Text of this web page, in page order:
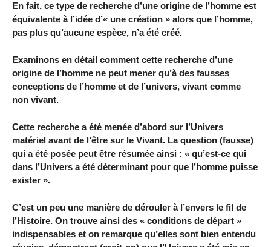
En fait, ce type de recherche d’une origine de l’homme est
équivalente à l’idée d’« une création » alors que l’homme,
pas plus qu’aucune espèce, n’a été créé.
Examinons en détail comment cette recherche d’une
origine de l’homme ne peut mener qu’à des fausses
conceptions de l’homme et de l’univers, vivant comme
non vivant.
Cette recherche a été menée d’abord sur l’Univers
matériel avant de l’être sur le Vivant. La question (fausse)
qui a été posée peut être résumée ainsi : « qu’est-ce qui
dans l’Univers a été déterminant pour que l’homme puisse
exister ».
C’est un peu une manière de dérouler à l’envers le fil de
l’Histoire. On trouve ainsi des « conditions de départ »
indispensables et on remarque qu’elles sont bien entendu